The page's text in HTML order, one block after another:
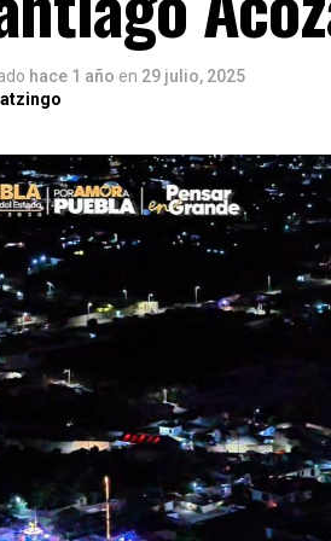
hace 1 año en 29 julio, 2025